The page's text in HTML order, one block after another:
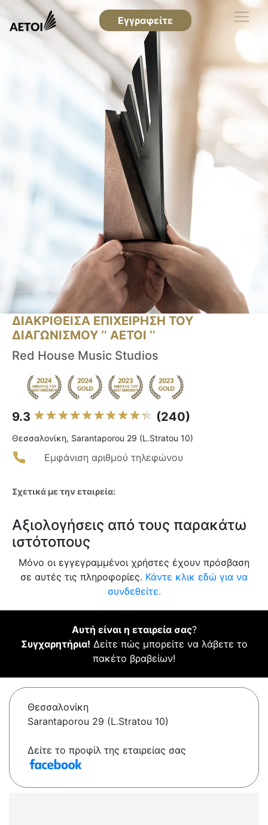
Εγγραφείτε
ΔΙΑΚΡΙΘΕΙΣΑ ΕΠΙΧΕΙΡΗΣΗ ΤΟΥ
ΔΙΑΓΩΝΙΣΜΟΥ ‘’ ΑΕΤΟΙ ‘’
Red House Music Studios
9.3 (240)
Θεσσαλονίκη, Sarantaporou 29 (L.Stratou 10)
Εμφάνιση αριθμού τηλεφώνου
Σχετικά με την εταιρεία:
Αξιολογήσεις από τους παρακάτω
ιστότοπους
Μόνο οι εγγεγραμμένοι χρήστες έχουν πρόσβαση
σε αυτές τις πληροφορίες. Κάντε κλικ εδώ για να
συνδεθείτε.
Αυτή είναι η εταιρεία σας?
Συγχαρητήρια! Δείτε πώς μπορείτε να λάβετε το
πακέτο βραβείων!
Θεσσαλονίκη
Sarantaporou 29 (L.Stratou 10)
Δείτε το προφίλ της εταιρείας σας